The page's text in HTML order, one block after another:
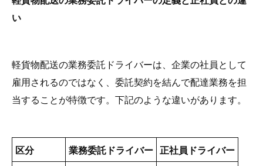
い
軽貨物配送の業務委託ドライバーは、企業の社員として
雇用されるのではなく、委託契約を結んで配達業務を担
当することが特徴です。下記のような違いがあります。
区分 業務委託ドライバー 正社員ドライバー